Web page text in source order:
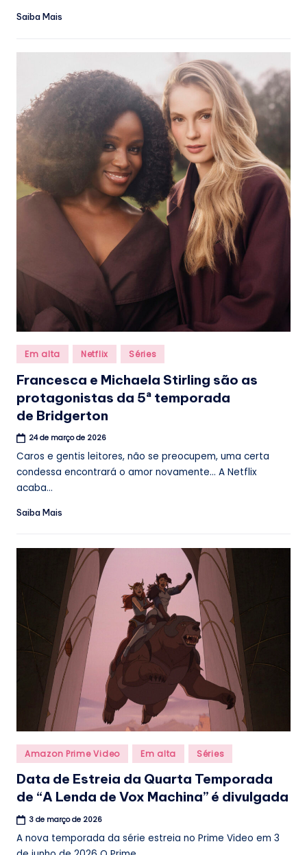
Saiba Mais
Posted
in
Em alta Netflix Séries
Francesca e Michaela Stirling são as
protagonistas da 5ª temporada
de Bridgerton
24 de março de 2026
Caros e gentis leitores, não se preocupem, uma certa
condessa encontrará o amor novamente... A Netflix
acaba...
Saiba Mais
Posted
in
Amazon Prime Video Em alta Séries
Data de Estreia da Quarta Temporada
de “A Lenda de Vox Machina” é divulgada
3 de março de 2026
A nova temporada da série estreia no Prime Video em 3